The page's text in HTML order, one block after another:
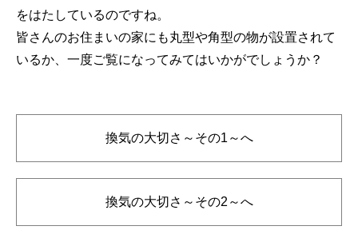
をはたしているのですね。
皆さんのお住まいの家にも丸型や角型の物が設置されて
いるか、一度ご覧になってみてはいかがでしょうか？
換気の大切さ～その1～へ
換気の大切さ～その2～へ